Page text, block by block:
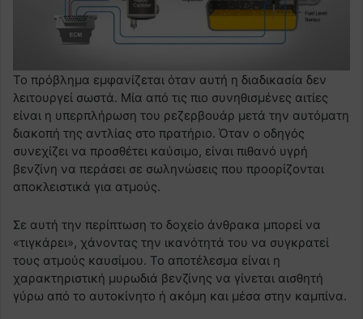
Το πρόβλημα εμφανίζεται όταν αυτή η διαδικασία δεν
λειτουργεί σωστά. Μία από τις πιο συνηθισμένες αιτίες
είναι η υπερπλήρωση του ρεζερβουάρ μετά την αυτόματη
διακοπή της αντλίας στο πρατήριο. Όταν ο οδηγός
συνεχίζει να προσθέτει καύσιμο, είναι πιθανό υγρή
βενζίνη να περάσει σε σωληνώσεις που προορίζονται
αποκλειστικά για ατμούς.
Σε αυτή την περίπτωση το δοχείο άνθρακα μπορεί να
«τιγκάρει», χάνοντας την ικανότητά του να συγκρατεί
τους ατμούς καυσίμου. Το αποτέλεσμα είναι η
χαρακτηριστική μυρωδιά βενζίνης να γίνεται αισθητή
γύρω από το αυτοκίνητο ή ακόμη και μέσα στην καμπίνα.